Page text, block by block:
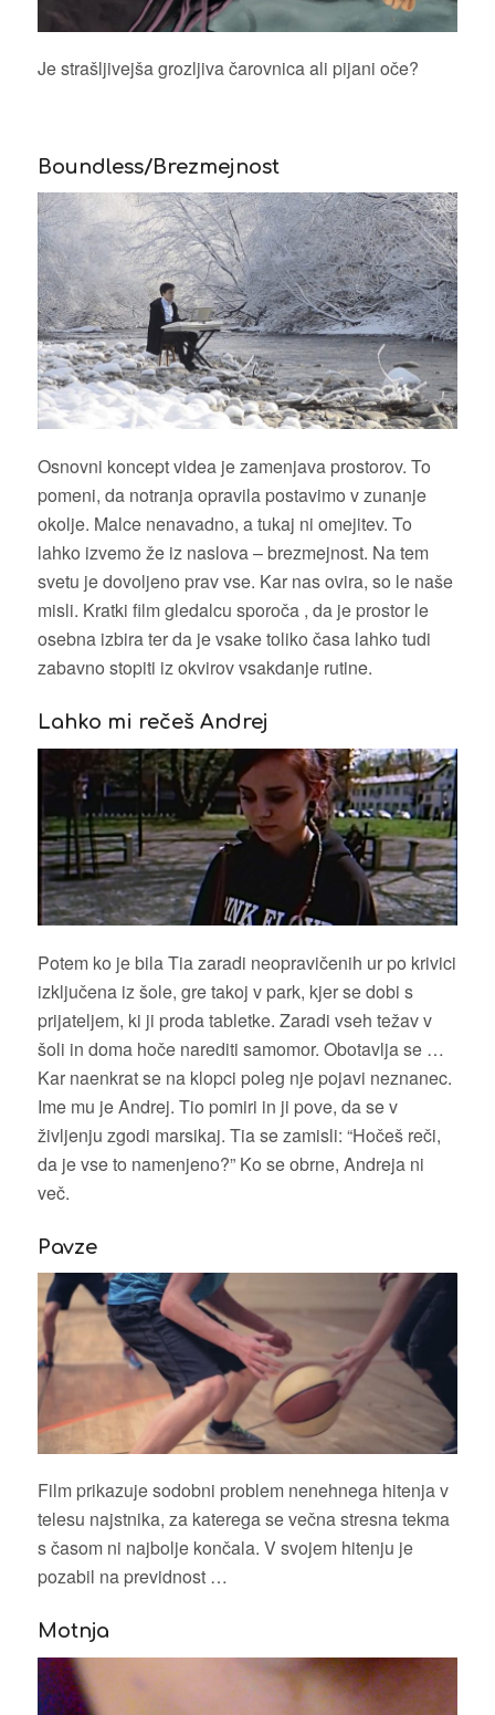
Je strašljivejša grozljiva čarovnica ali pijani oče?
Boundless/Brezmejnost
Osnovni koncept videa je zamenjava prostorov. To
pomeni, da notranja opravila postavimo v zunanje
okolje. Malce nenavadno, a tukaj ni omejitev. To
lahko izvemo že iz naslova – brezmejnost. Na tem
svetu je dovoljeno prav vse. Kar nas ovira, so le naše
misli. Kratki film gledalcu sporoča , da je prostor le
osebna izbira ter da je vsake toliko časa lahko tudi
zabavno stopiti iz okvirov vsakdanje rutine.
Lahko mi rečeš Andrej
Potem ko je bila Tia zaradi neopravičenih ur po krivici
izključena iz šole, gre takoj v park, kjer se dobi s
prijateljem, ki ji proda tabletke. Zaradi vseh težav v
šoli in doma hoče narediti samomor. Obotavlja se …
Kar naenkrat se na klopci poleg nje pojavi neznanec.
Ime mu je Andrej. Tio pomiri in ji pove, da se v
življenju zgodi marsikaj. Tia se zamisli: “Hočeš reči,
da je vse to namenjeno?” Ko se obrne, Andreja ni
več.
Pavze
Film prikazuje sodobni problem nenehnega hitenja v
telesu najstnika, za katerega se večna stresna tekma
s časom ni najbolje končala. V svojem hitenju je
pozabil na previdnost …
Motnja